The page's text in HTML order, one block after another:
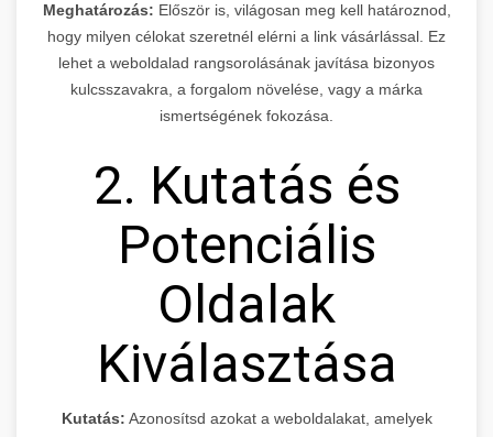
Meghatározás: Először is, világosan meg kell határoznod,
hogy milyen célokat szeretnél elérni a link vásárlással. Ez
lehet a weboldalad rangsorolásának javítása bizonyos
kulcsszavakra, a forgalom növelése, vagy a márka
ismertségének fokozása.
2. Kutatás és
Potenciális
Oldalak
Kiválasztása
Kutatás: Azonosítsd azokat a weboldalakat, amelyek